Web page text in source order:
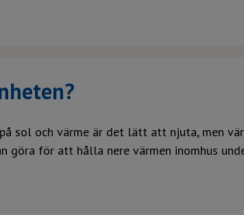
sol och värme är det lätt att njuta, men
göra för att hålla nere värmen inomhus